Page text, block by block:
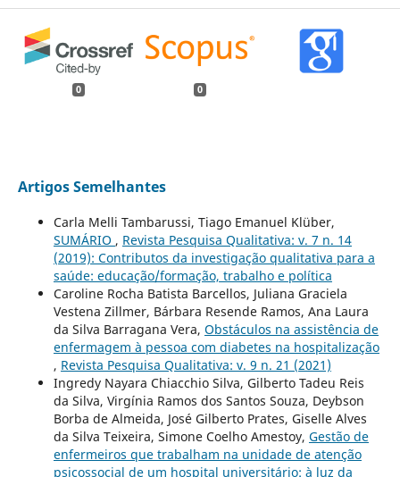
0 0
Artigos Semelhantes
Carla Melli Tambarussi, Tiago Emanuel Klüber,
SUMÁRIO , Revista Pesquisa Qualitativa: v. 7 n. 14
(2019): Contributos da investigação qualitativa para a
saúde: educação/formação, trabalho e política
Caroline Rocha Batista Barcellos, Juliana Graciela
Vestena Zillmer, Bárbara Resende Ramos, Ana Laura
da Silva Barragana Vera, Obstáculos na assistência de
enfermagem à pessoa com diabetes na hospitalização
, Revista Pesquisa Qualitativa: v. 9 n. 21 (2021)
Ingredy Nayara Chiacchio Silva, Gilberto Tadeu Reis
da Silva, Virgínia Ramos dos Santos Souza, Deybson
Borba de Almeida, José Gilberto Prates, Giselle Alves
da Silva Teixeira, Simone Coelho Amestoy, Gestão de
enfermeiros que trabalham na unidade de atenção
psicossocial de um hospital universitário: à luz da